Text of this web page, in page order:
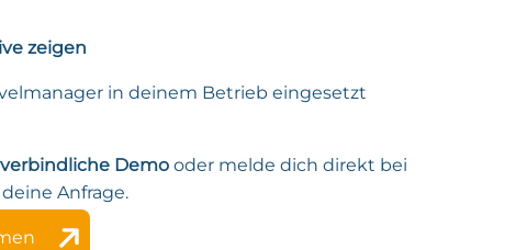
zeigen
in deinem Betrieb eingesetzt
Demo oder melde dich direkt bei
Anfrage.